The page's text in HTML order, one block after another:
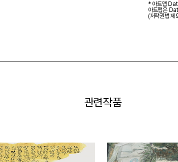
* 아트맵
아트맵은
(저작권법
관련작품